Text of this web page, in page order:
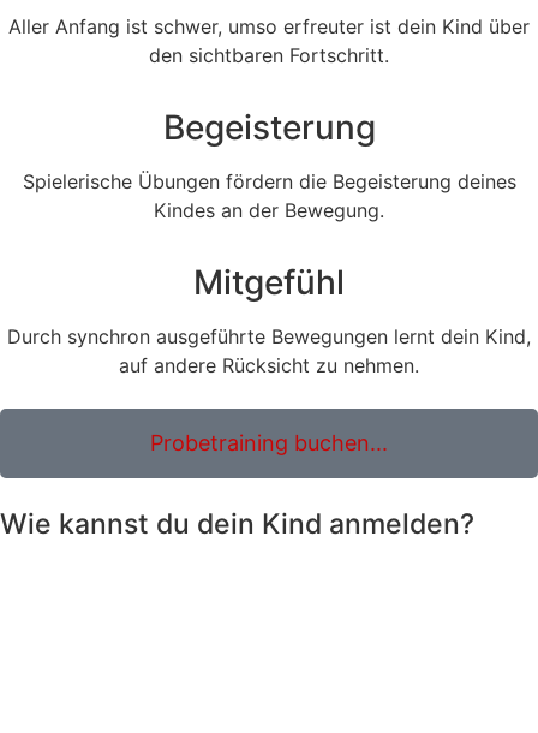
Aller Anfang ist schwer, umso erfreuter ist dein Kind über
den sichtbaren Fortschritt.
Begeisterung
Spielerische Übungen fördern die Begeisterung deines
Kindes an der Bewegung.
Mitgefühl
Durch synchron ausgeführte Bewegungen lernt dein Kind,
auf andere Rücksicht zu nehmen.
Probetraining buchen...
Wie kannst du dein Kind anmelden?